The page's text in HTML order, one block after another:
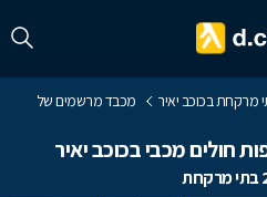
מרקחת בכוכב יאיר
מכבד מרשמים של
חולים מכבי בכוכב יאיר